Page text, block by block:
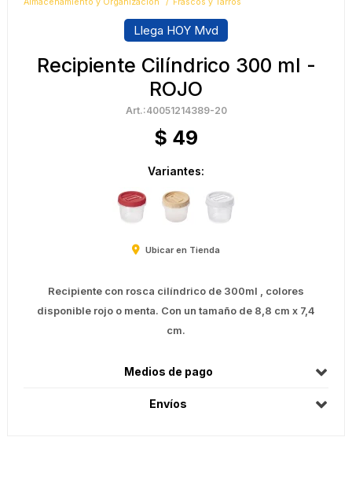
Almacenamiento y Organización Frascos y Tarros
Llega HOY Mvd
Recipiente Cilíndrico 300 ml -
ROJO
40051214389-20
$ 49
Variantes:
Ubicar en Tienda
Recipiente con rosca cilíndrico de 300ml , colores
disponible rojo o menta. Con un tamaño de 8,8 cm x 7,4
cm.
Medios de pago
Envíos